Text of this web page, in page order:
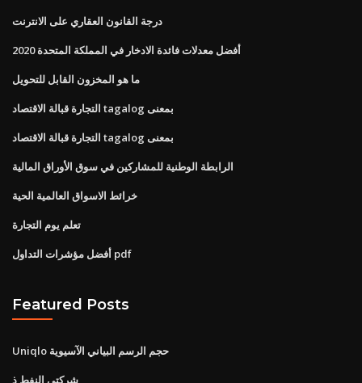
درجة القانون العقاري على الانترنت
أفضل معدلات فائدة الادخار في المملكة المتحدة 2020
ما هو المخزون القابل للتحويل
التجارة قبالة الاقتصاد tagalog بمعنى
التجارة قبالة الاقتصاد tagalog بمعنى
الرابطة الوطنية للمشاركين في سوق الأوراق المالية
خرائط الاسواق العالمية الحية
تعلم يوم التجارة
أفضل مؤشرات التداول pdf
Featured Posts
Uniqlo حجم الرسم البياني الآسيوية
شركتي النفط ذ